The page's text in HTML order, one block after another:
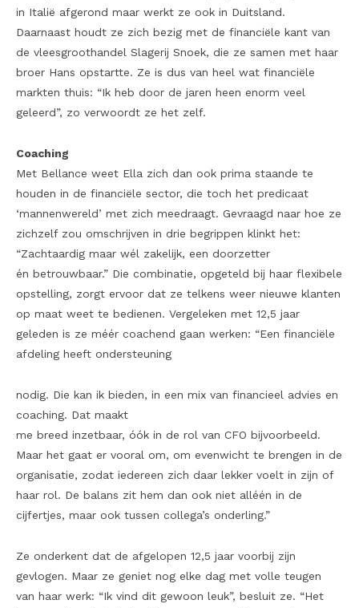
in Italië afgerond maar werkt ze ook in Duitsland.
Daarnaast houdt ze zich bezig met de financiële kant van
de vleesgroothandel Slagerij Snoek, die ze samen met haar
broer Hans opstartte. Ze is dus van heel wat financiële
markten thuis: “Ik heb door de jaren heen enorm veel
geleerd”, zo verwoordt ze het zelf.
Coaching
Met Bellance weet Ella zich dan ook prima staande te
houden in de financiële sector, die toch het predicaat
‘mannenwereld’ met zich meedraagt. Gevraagd naar hoe ze
zichzelf zou omschrijven in drie begrippen klinkt het:
“Zachtaardig maar wél zakelijk, een doorzetter
én betrouwbaar.” Die combinatie, opgeteld bij haar flexibele
opstelling, zorgt ervoor dat ze telkens weer nieuwe klanten
op maat weet te bedienen. Vergeleken met 12,5 jaar
geleden is ze méér coachend gaan werken: “Een financiële
afdeling heeft ondersteuning
nodig. Die kan ik bieden, in een mix van financieel advies en
coaching. Dat maakt
me breed inzetbaar, óók in de rol van CFO bijvoorbeeld.
Maar het gaat er vooral om, om evenwicht te brengen in de
organisatie, zodat iedereen zich daar lekker voelt in zijn of
haar rol. De balans zit hem dan ook niet alléén in de
cijfertjes, maar ook tussen collega’s onderling.”
Ze onderkent dat de afgelopen 12,5 jaar voorbij zijn
gevlogen. Maar ze geniet nog elke dag met volle teugen
van haar werk: “Ik vind dit gewoon leuk”, besluit ze. “Het